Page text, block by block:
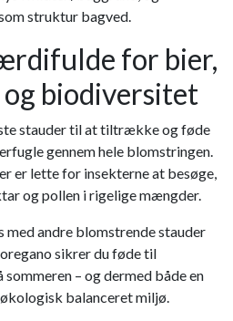
struktur bagved.
for bier,
biodiversitet
stauder til at tiltrække og føde
gennem hele blomstringen.
er lette for insekterne at besøge,
og pollen i rigelige mængder.
med andre blomstrende stauder
sikrer du føde til
– og dermed både en
balanceret miljø.